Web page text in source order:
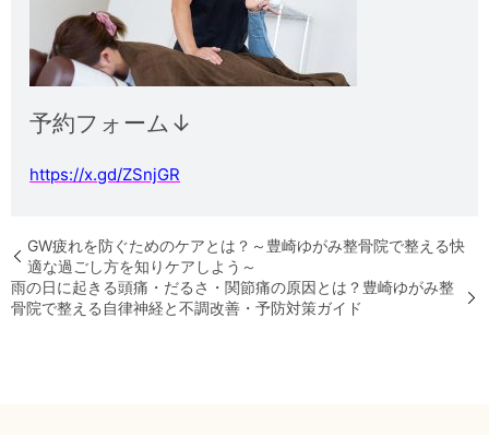
予約フォーム↓
https://x.gd/ZSnjGR
GW疲れを防ぐためのケアとは？～豊崎ゆがみ整骨院で整える快
適な過ごし方を知りケアしよう～
雨の日に起きる頭痛・だるさ・関節痛の原因とは？豊崎ゆがみ整
骨院で整える自律神経と不調改善・予防対策ガイド